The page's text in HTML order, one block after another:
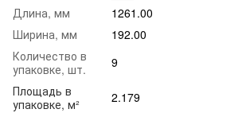
Длина, мм
1261.00
Ширина, мм
192.00
Количество в
упаковке, шт.
9
Площадь в
упаковке, м²
2.179